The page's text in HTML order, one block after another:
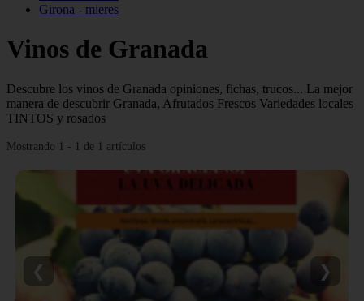
Girona - mieres
Vinos de Granada
Descubre los vinos de Granada opiniones, fichas, trucos... La mejor
manera de descubrir Granada, Afrutados Frescos Variedades locales
TINTOS y rosados
Mostrando 1 - 1 de 1 artículos
❮ ❯